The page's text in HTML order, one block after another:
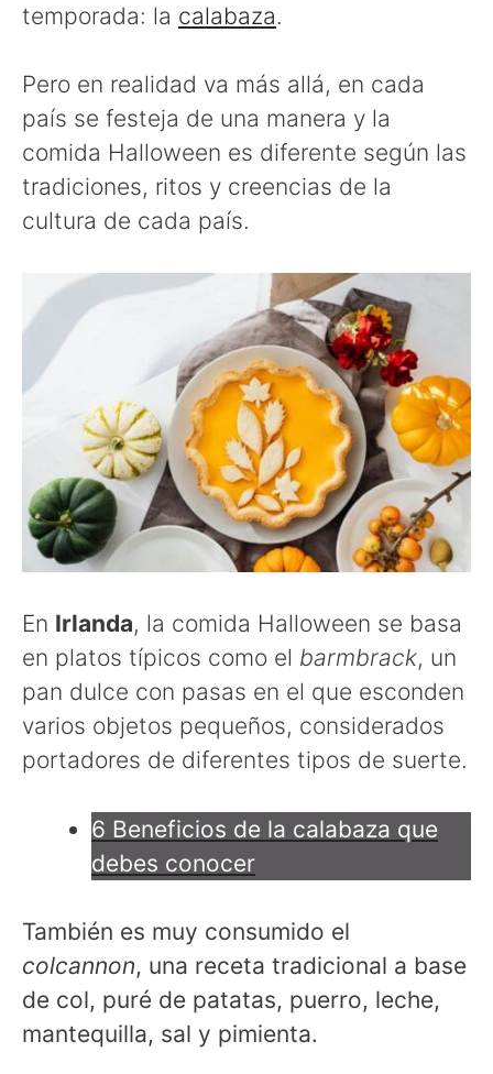
temporada: la calabaza.
Pero en realidad va más allá, en cada
país se festeja de una manera y la
comida Halloween es diferente según las
tradiciones, ritos y creencias de la
cultura de cada país.
En Irlanda, la comida Halloween se basa
en platos típicos como el barmbrack, un
pan dulce con pasas en el que esconden
varios objetos pequeños, considerados
portadores de diferentes tipos de suerte.
6 Beneficios de la calabaza que
debes conocer
También es muy consumido el
colcannon, una receta tradicional a base
de col, puré de patatas, puerro, leche,
mantequilla, sal y pimienta.